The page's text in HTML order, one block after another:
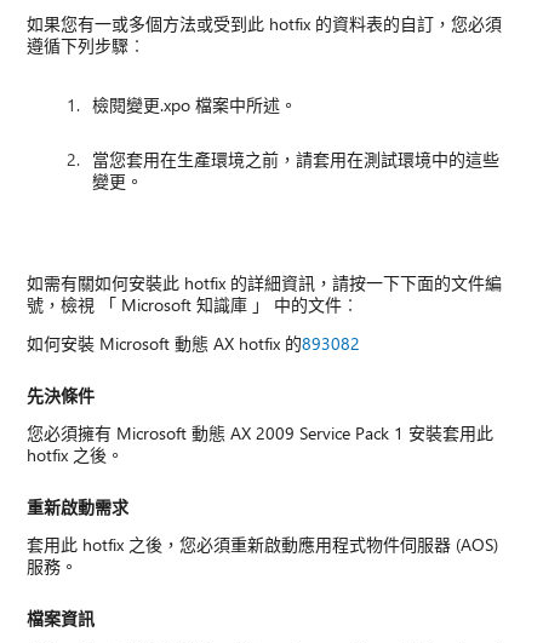
如果您有一或多個方法或受到此 hotfix 的資料表的自訂，您必須
遵循下列步驟︰
檢閱變更.xpo 檔案中所述。
當您套用在生產環境之前，請套用在測試環境中的這些
變更。
如需有關如何安裝此 hotfix 的詳細資訊，請按一下下面的文件編
號，檢視 「 Microsoft 知識庫 」 中的文件︰
如何安裝 Microsoft 動態 AX hotfix 的893082
先決條件
您必須擁有 Microsoft 動態 AX 2009 Service Pack 1 安裝套用此
hotfix 之後。
重新啟動需求
套用此 hotfix 之後，您必須重新啟動應用程式物件伺服器 (AOS)
服務。
檔案資訊